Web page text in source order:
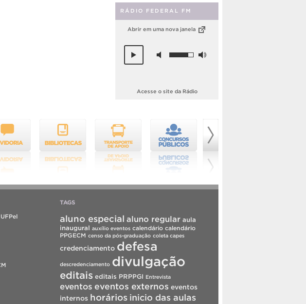
RÁDIO FEDERAL FM
Abrir em uma nova janela
Acesse o site da Rádio
TAGS
aluno especial aluno regular aula
inaugural auxílio eventos calendário calendário
PPGECM censo da pós-graduação coleta capes
credenciamento defesa
descredenciamento divulgação
editais editais PRPPGI Entrevista
eventos eventos externos eventos
internos horários inicio das aulas